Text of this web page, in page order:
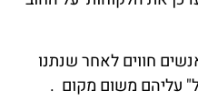
חווים לאחר שנתנו
עליהם משום מקום .